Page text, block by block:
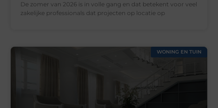
De zomer van 2026 is in volle gang en dat betekent voor veel
zakelijke professionals dat projecten op locatie op
WONING EN TUIN